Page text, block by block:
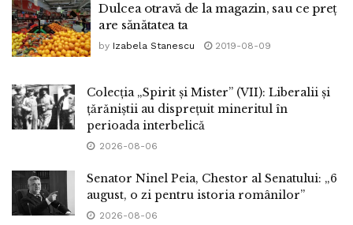
Dulcea otravă de la magazin, sau ce preț
are sănătatea ta
by Izabela Stanescu 2019-08-09
Colecția „Spirit și Mister” (VII): Liberalii și
țărăniștii au disprețuit mineritul în
perioada interbelică
2026-08-06
Senator Ninel Peia, Chestor al Senatului: „6
august, o zi pentru istoria românilor”
2026-08-06